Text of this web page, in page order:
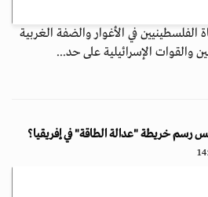
في الأغوار والضفة الغربية
والقوات الإسرائيلية على حد...
رسم خريطة "عدالة الطاقة" في إفريقيا؟